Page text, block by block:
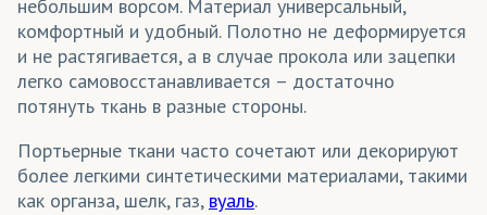
небольшим ворсом. Материал универсальный,
комфортный и удобный. Полотно не деформируется
и не растягивается, а в случае прокола или зацепки
легко самовосстанавливается – достаточно
потянуть ткань в разные стороны.
Портьерные ткани часто сочетают или декорируют
более легкими синтетическими материалами, такими
как органза, шелк, газ, вуаль.